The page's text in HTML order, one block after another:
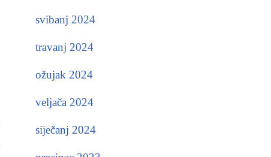
svibanj 2024
travanj 2024
ožujak 2024
veljača 2024
siječanj 2024